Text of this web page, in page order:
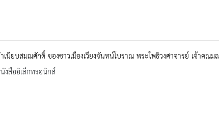
เนียบสมณศักดิ์ ของชาวเมืองเวียงจันทน์โบราณ พระโพธิวงศาจารย์ เจ้าค
งสืออิเล็กทรอนิกส์